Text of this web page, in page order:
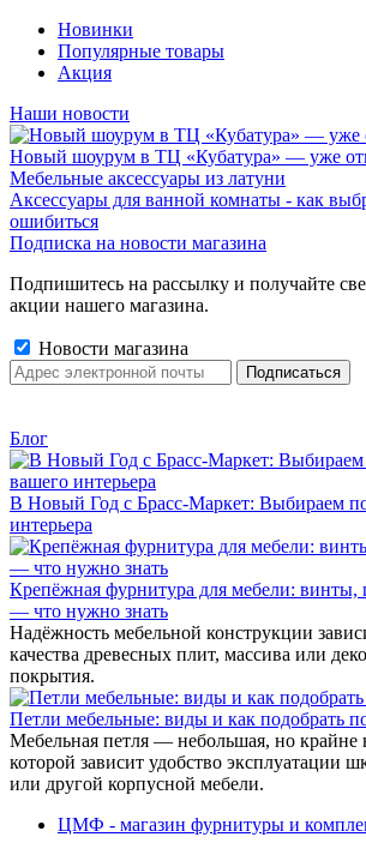
Новинки
Популярные товары
Акция
Наши новости
Новый шоурум в ТЦ «Кубатура» — уже
Мебельные аксессуары из латуни
Аксессуары для ванной комнаты - как
ошибиться
Подписка на новости магазина
Подпишитесь на рассылку и получайте
акции нашего магазина.
Новости магазина
Блог
В Новый Год с Брасс-Маркет: Выбираем
интерьера
Крепёжная фурнитура для мебели:
— что нужно знать
Надёжность мебельной конструкции
качества древесных плит, массива или
покрытия.
Петли мебельные: виды и как подобрать
Мебельная петля — небольшая, но крайне
которой зависит удобство эксплуатации
или другой корпусной мебели.
ЦМФ - магазин фурнитуры и